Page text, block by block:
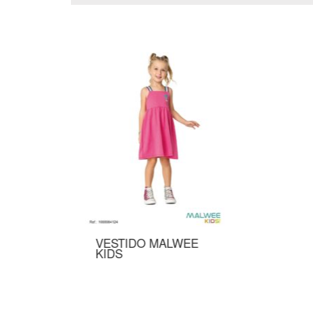
SUNGA MALWEE KIDS